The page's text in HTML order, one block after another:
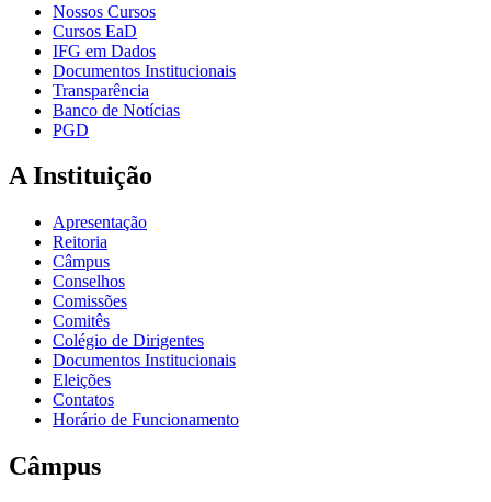
Nossos Cursos
Cursos EaD
IFG em Dados
Documentos Institucionais
Transparência
Banco de Notícias
PGD
A Instituição
Apresentação
Reitoria
Câmpus
Conselhos
Comissões
Comitês
Colégio de Dirigentes
Documentos Institucionais
Eleições
Contatos
Horário de Funcionamento
Câmpus